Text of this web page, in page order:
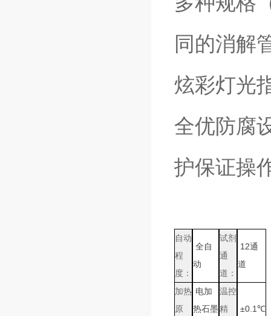
同的消解
炫彩灯光
全优防腐
护保证操
自动
程
度：
全自
动
试剂
通
道：
12通
道
加热
原
电加
热石墨
温控
精
±0.1℃